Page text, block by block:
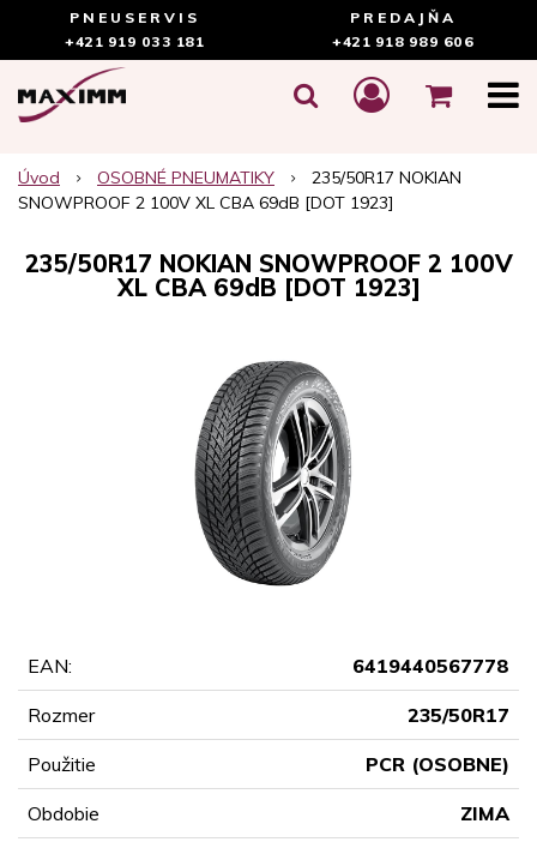
PNEUSERVIS
+421 919 033 181
PREDAJŇA
+421 918 989 606
Úvod OSOBNÉ PNEUMATIKY
235/50R17 NOKIAN
SNOWPROOF 2 100V XL CBA 69dB [DOT 1923]
235/50R17 NOKIAN SNOWPROOF 2 100V
XL CBA 69dB [DOT 1923]
EAN: 6419440567778
Rozmer 235/50R17
Použitie PCR (OSOBNE)
Obdobie ZIMA